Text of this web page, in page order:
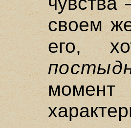
своем
его,
момент